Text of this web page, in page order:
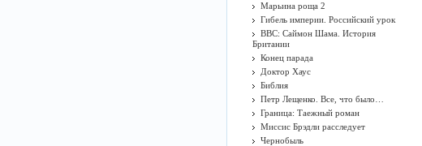
Марьина роща 2
Гибель империи. Российский урок
BBC: Саймон Шама. История
Британии
Конец парада
Доктор Хаус
Библия
Петр Лещенко. Все, что было…
Граница: Таежный роман
Миссис Брэдли расследует
Чернобыль